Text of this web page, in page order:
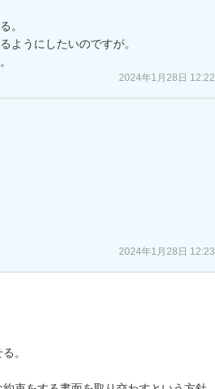
。
ようにしたいのですが。
2024年1月28日 12:22
2024年1月28日 12:23
。